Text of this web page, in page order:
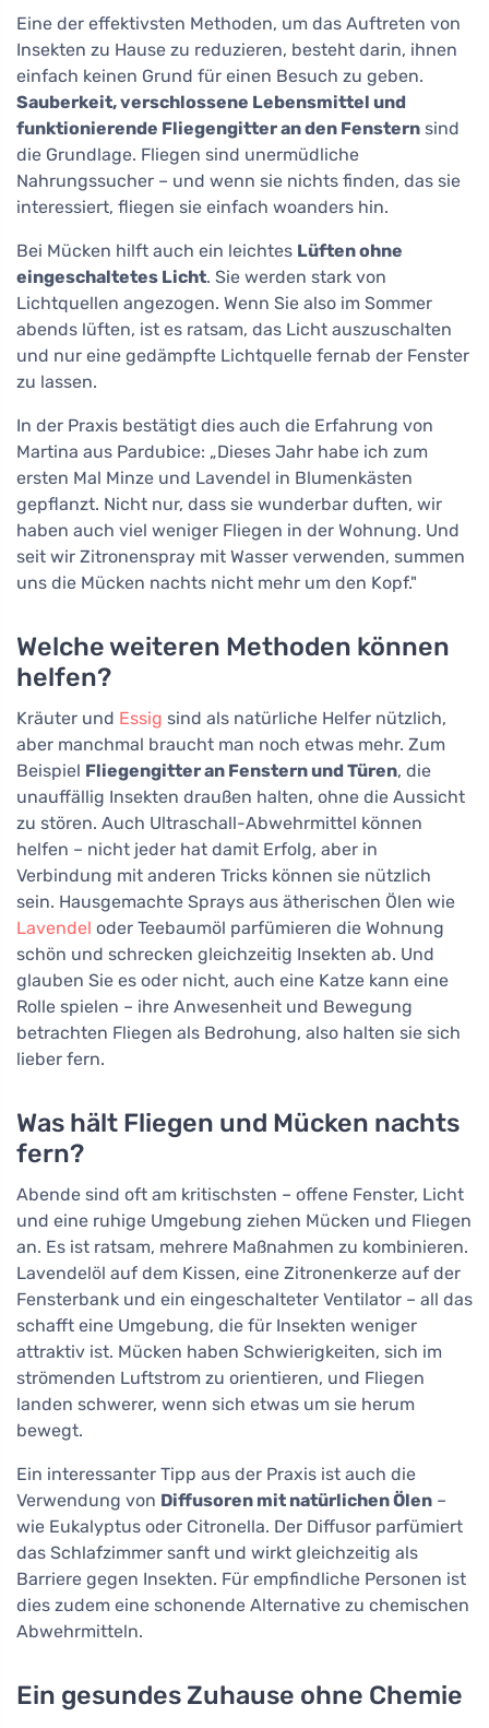
Eine der effektivsten Methoden, um das Auftreten von
Insekten zu Hause zu reduzieren, besteht darin, ihnen
einfach keinen Grund für einen Besuch zu geben.
Sauberkeit, verschlossene Lebensmittel und
funktionierende Fliegengitter an den Fenstern sind
die Grundlage. Fliegen sind unermüdliche
Nahrungssucher – und wenn sie nichts finden, das sie
interessiert, fliegen sie einfach woanders hin.
Bei Mücken hilft auch ein leichtes Lüften ohne
eingeschaltetes Licht. Sie werden stark von
Lichtquellen angezogen. Wenn Sie also im Sommer
abends lüften, ist es ratsam, das Licht auszuschalten
und nur eine gedämpfte Lichtquelle fernab der Fenster
zu lassen.
In der Praxis bestätigt dies auch die Erfahrung von
Martina aus Pardubice: „Dieses Jahr habe ich zum
ersten Mal Minze und Lavendel in Blumenkästen
gepflanzt. Nicht nur, dass sie wunderbar duften, wir
haben auch viel weniger Fliegen in der Wohnung. Und
seit wir Zitronenspray mit Wasser verwenden, summen
uns die Mücken nachts nicht mehr um den Kopf."
Welche weiteren Methoden können
helfen?
Kräuter und Essig sind als natürliche Helfer nützlich,
aber manchmal braucht man noch etwas mehr. Zum
Beispiel Fliegengitter an Fenstern und Türen, die
unauffällig Insekten draußen halten, ohne die Aussicht
zu stören. Auch Ultraschall-Abwehrmittel können
helfen – nicht jeder hat damit Erfolg, aber in
Verbindung mit anderen Tricks können sie nützlich
sein. Hausgemachte Sprays aus ätherischen Ölen wie
Lavendel oder Teebaumöl parfümieren die Wohnung
schön und schrecken gleichzeitig Insekten ab. Und
glauben Sie es oder nicht, auch eine Katze kann eine
Rolle spielen – ihre Anwesenheit und Bewegung
betrachten Fliegen als Bedrohung, also halten sie sich
lieber fern.
Was hält Fliegen und Mücken nachts
fern?
Abende sind oft am kritischsten – offene Fenster, Licht
und eine ruhige Umgebung ziehen Mücken und Fliegen
an. Es ist ratsam, mehrere Maßnahmen zu kombinieren.
Lavendelöl auf dem Kissen, eine Zitronenkerze auf der
Fensterbank und ein eingeschalteter Ventilator – all das
schafft eine Umgebung, die für Insekten weniger
attraktiv ist. Mücken haben Schwierigkeiten, sich im
strömenden Luftstrom zu orientieren, und Fliegen
landen schwerer, wenn sich etwas um sie herum
bewegt.
Ein interessanter Tipp aus der Praxis ist auch die
Verwendung von Diffusoren mit natürlichen Ölen –
wie Eukalyptus oder Citronella. Der Diffusor parfümiert
das Schlafzimmer sanft und wirkt gleichzeitig als
Barriere gegen Insekten. Für empfindliche Personen ist
dies zudem eine schonende Alternative zu chemischen
Abwehrmitteln.
Ein gesundes Zuhause ohne Chemie